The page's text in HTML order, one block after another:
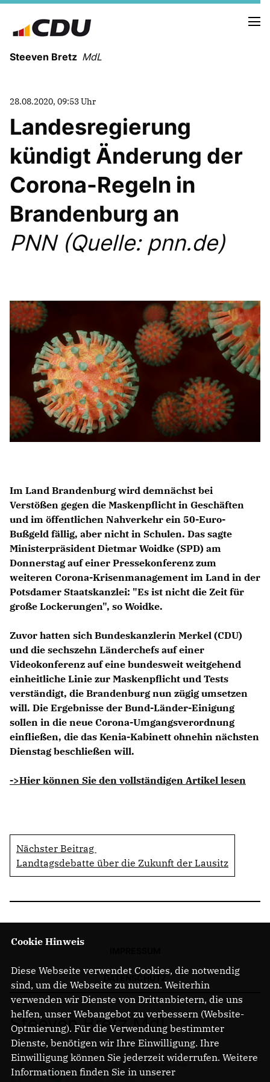
Steeven Bretz MdL
VITA
WAHLKREISBESUCHE
PRESSEFOTOS
MEIN BÜRGERBÜRO
MEIN WAHLKREIS
ZIELE
CDU Deutschland
CDU Fraktion im Brandenburger Landtag
CDU Brandenburg
CDU Potsdam
28.08.2020, 09:53 Uhr
Landesregierung
kündigt Änderung der
Corona-Regeln in
Brandenburg an
PNN (Quelle: pnn.de)
Im Land Brandenburg wird demnächst bei
Verstößen gegen die Maskenpflicht in Geschäften
und im öffentlichen Nahverkehr ein 50-Euro-
Bußgeld fällig, aber nicht in Schulen. Das sagte
Ministerpräsident Dietmar Woidke (SPD) am
Donnerstag auf einer Pressekonferenz zum
weiteren Corona-Krisenmanagement im Land in der
Potsdamer Staatskanzlei: "Es ist nicht die Zeit für
große Lockerungen", so Woidke.
Zuvor hatten sich Bundeskanzlerin Merkel (CDU)
und die sechszehn Länderchefs auf einer
Videokonferenz auf eine bundesweit weitgehend
einheitliche Linie zur Maskenpflicht und Tests
verständigt, die Brandenburg nun zügig umsetzen
will. Die Ergebnisse der Bund-Länder-Einigung
sollen in die neue Corona-Umgangsverordnung
einfließen, die das Kenia-Kabinett ohnehin nächsten
Dienstag beschließen will.
->Hier können Sie den vollständigen Artikel lesen
Nächster Beitrag
Landtagsdebatte über die Zukunft der Lausitz
Steeven Bretz MdL
Cookie Hinweis
Diese Webseite verwendet Cookies, die notwendig
sind, um die Webseite zu nutzen. Weiterhin
verwenden wir Dienste von Drittanbietern, die uns
helfen, unser Webangebot zu verbessern (Website-
Optmierung). Für die Verwendung bestimmter
Dienste, benötigen wir Ihre Einwilligung. Ihre
Einwilligung können Sie jederzeit widerrufen. Weitere
Informationen finden Sie in unserer